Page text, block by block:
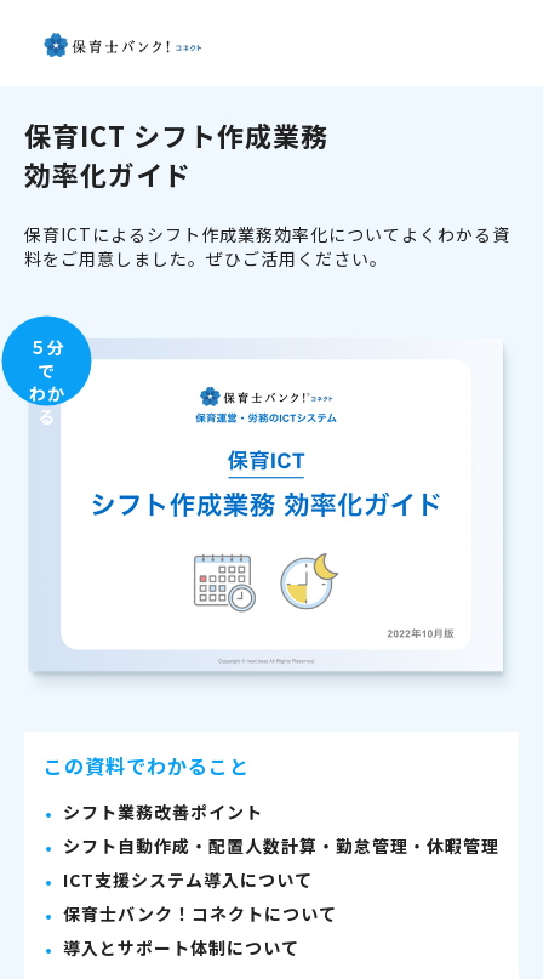
保育ICT シフト作成業務
効率化ガイド
保育ICTによるシフト作成業務効率化についてよくわかる資
料をご用意しました。ぜひご活用ください。
５分
で
わか
る
この資料でわかること
シフト業務改善ポイント
シフト自動作成・配置人数計算・勤怠管理・休暇管理
ICT支援システム導入について
保育士バンク！コネクトについて
導入とサポート体制について